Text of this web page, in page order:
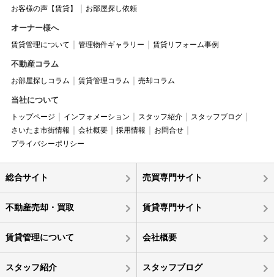
お客様の声【賃貸】
お部屋探し依頼
オーナー様へ
賃貸管理について 管理物件ギャラリー 賃貸リフォーム事例
不動産コラム
お部屋探しコラム 賃貸管理コラム 売却コラム
当社について
トップページ インフォメーション スタッフ紹介
スタッフブログ
さいたま市街情報
会社概要 採用情報
お問合せ
プライバシーポリシー
総合サイト 売買専門サイト
不動産売却・買取 賃貸専門サイト
賃貸管理について 会社概要
スタッフ紹介 スタッフブログ